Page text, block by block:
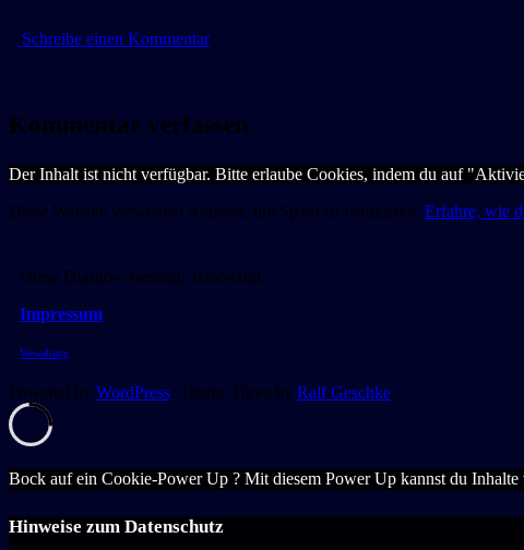
Schreibe einen Kommentarzu
Kommentar verfassen
Der Inhalt ist nicht verfügbar. Bitte erlaube Cookies, indem du auf
Diese Website verwendet Akismet, um Spam zu reduzieren. Erfahre, wie
Diese Diashow benötigt JavaScript.
Impressum
Verwaltung
Powered by WordPress. Theme Tikva by Ralf Geschke.
Bock auf ein Cookie-Power Up ? Mit diesem Power Up kannst du
Hinweise zum Datenschutz